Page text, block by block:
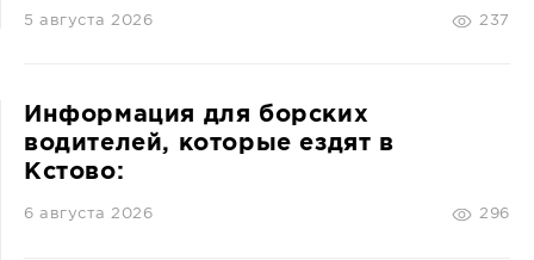
5 августа 2026 237
Информация для борских
водителей, которые ездят в
Кстово:
6 августа 2026 296